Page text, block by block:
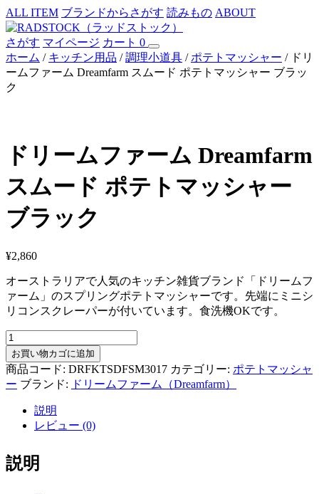
ALL ITEM ブランドからさがす 読みもの ABOUT
さがす マイページ カート 0
ホーム / キッチン用品 /調理小道具 / ポテトマッシャー / ドリ
ームファーム Dreamfarm スムード ポテトマッシャー ブラッ
ク
ドリームファーム Dreamfarm
スムード ポテトマッシャー
ブラック
¥2,860
オーストラリアで人気のキッチン雑貨ブランド「ドリームフ
ァーム」のスプリングポテトマッシャーです。先端にミニシ
リコンスクレーパーが付いています。食洗機OKです。
ド
リ
ー
ム
Dreamfarm
ス
お買い物カゴに追加
商品コード: DRFKTSDFSM3017 カテゴリー: ポテトマッシャ
ー ブランド: ドリームファーム（Dreamfarm）
説明
レビュー (0)
説明